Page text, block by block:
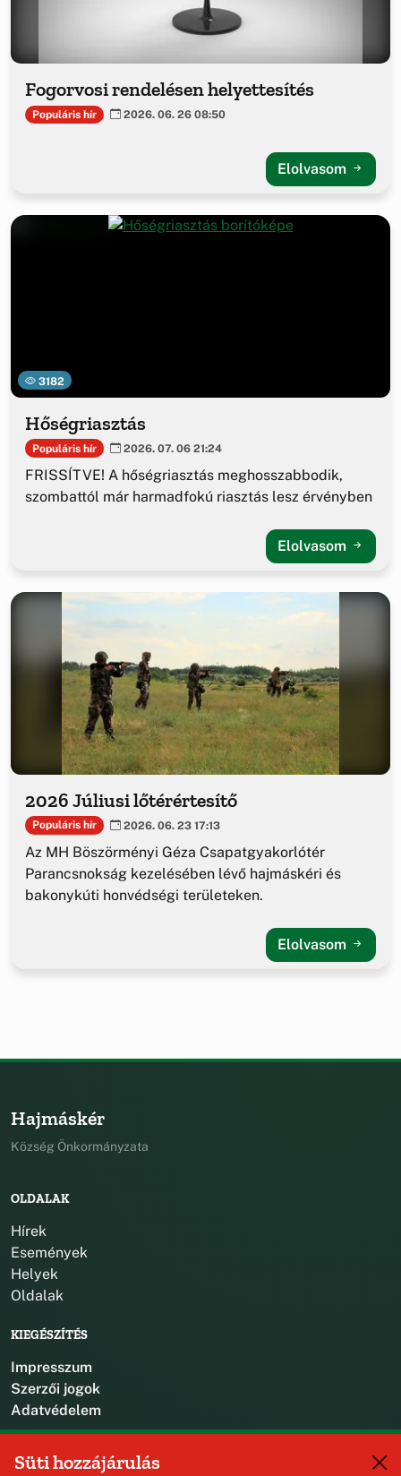
Fogorvosi rendelésen helyettesítés
Populáris hír 2026. 06. 26 08:50
Elolvasom
3182
Hőségriasztás
Populáris hír 2026. 07. 06 21:24
FRISSÍTVE! A hőségriasztás meghosszabbodik,
szombattól már harmadfokú riasztás lesz érvényben
Elolvasom
2026 Júliusi lőtérértesítő
Populáris hír 2026. 06. 23 17:13
Az MH Böszörményi Géza Csapatgyakorlótér
Parancsnokság kezelésében lévő hajmáskéri és
bakonykúti honvédségi területeken.
Elolvasom
Hajmáskér
Község Önkormányzata
OLDALAK
Hírek
Események
Helyek
Oldalak
KIEGÉSZÍTÉS
Impresszum
Szerzői jogok
Adatvédelem
Süti hozzájárulás